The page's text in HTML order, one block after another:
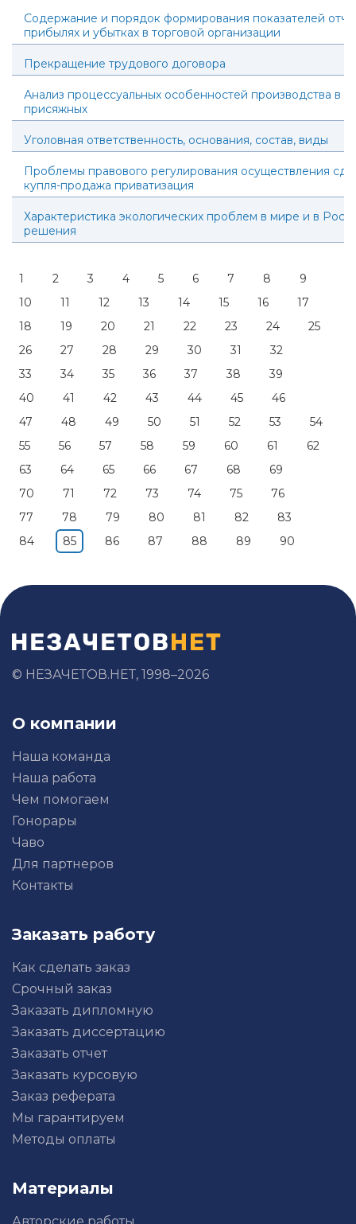
Содержание и порядок формирования показателей
прибылях и убытках в торговой организации
Прекращение трудового договора
Анализ процессуальных особенностей производства в
присяжных
Уголовная ответственность, основания, состав, виды
Проблемы правового регулирования осуществления
купля-продажа приватизация
Характеристика экологических проблем в мире и в
решения
1 2 3 4 5 6 7 8
9
10
11 12 13 14 15 16
17
18
19 20 21 22 23 24
25
26
27 28 29 30 31
32
33
34 35 36 37 38
39
40
41 42 43 44 45
46
47
48 49 50 51 52 53
54
55
56 57 58 59 60 61
62
63
64 65 66 67 68
69
70
71 72 73 74 75
76
77
78 79 80 81 82
83
84
85 86 87 88 89 90
© НЕЗАЧЕТОВ.НЕТ, 1998–2026
О компании
Наша команда
Наша работа
Чем помогаем
Гонорары
Чаво
Для партнеров
Контакты
Заказать работу
Как сделать заказ
Срочный заказ
Заказать дипломную
Заказать диссертацию
Заказать отчет
Заказать курсовую
Заказ реферата
Мы гарантируем
Методы оплаты
Материалы